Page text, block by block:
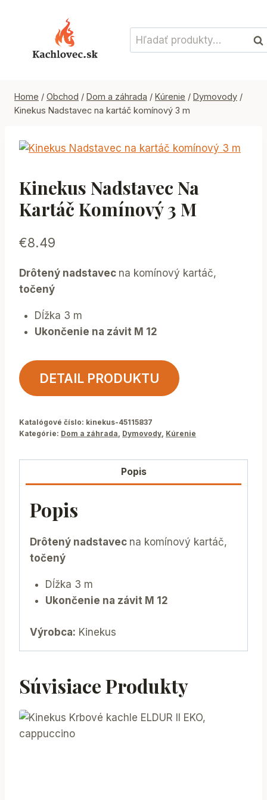
Hľadať:
Home / Obchod / Dom a záhrada / Kúrenie / Dymovody /
Kinekus Nadstavec na kartáč komínový 3 m
Kinekus Nadstavec Na
Kartáč Komínový 3 M
€8.49
Drôtený nadstavec na komínový kartáč,
točený
Dĺžka 3 m
Ukončenie na závit M 12
DETAIL PRODUKTU
Katalógové číslo: kinekus-45115837
Kategórie: Dom a záhrada, Dymovody, Kúrenie
Popis
Popis
Drôtený nadstavec na komínový kartáč,
točený
Dĺžka 3 m
Ukončenie na závit M 12
Výrobca: Kinekus
Súvisiace Produkty